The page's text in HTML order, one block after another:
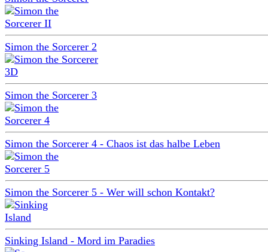
Simon the Sorcerer 2
Simon the Sorcerer 3
Simon the Sorcerer 4 - Chaos ist das halbe Leben
Simon the Sorcerer 5 - Wer will schon Kontakt?
Sinking Island - Mord im Paradies